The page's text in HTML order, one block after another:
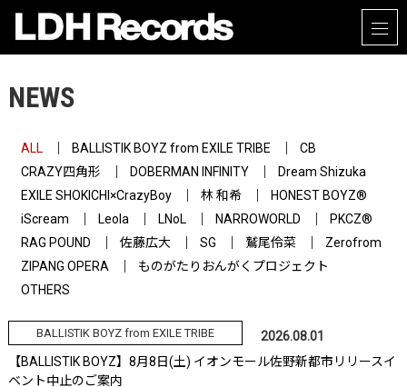
NEWS
ALL BALLISTIK BOYZ from EXILE TRIBE
CB
CRAZY四角形
DOBERMAN INFINITY
Dream Shizuka
EXILE SHOKICHI×CrazyBoy
林 和希
HONEST BOYZ®
iScream
Leola LNoL NARROWORLD
PKCZ®
RAG POUND
佐藤広大 SG 鷲尾伶菜
Zerofrom
ZIPANG OPERA
ものがたりおんがくプロジェクト
OTHERS
BALLISTIK BOYZ from EXILE TRIBE
2026.08.01
【BALLISTIK BOYZ】8月8日(土) イオンモール佐野新都市リリースイ
ベント中止のご案内